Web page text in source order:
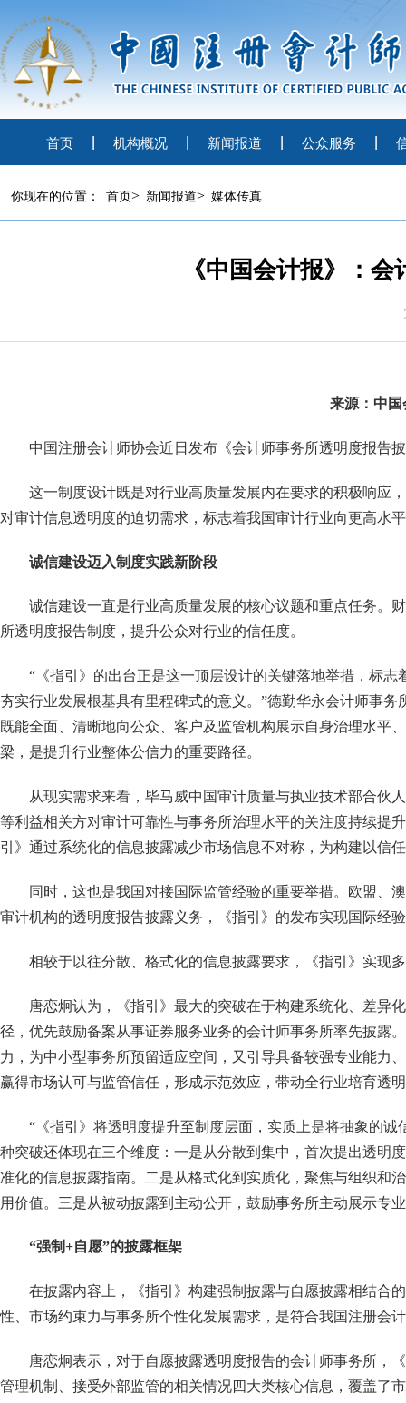
首页 机构概况 新闻报道 公众服务
你现在的位置： 首页> 新闻报道> 媒体传真
《中国会计报》：
来源：中国
中国注册会计师协会近日发布《会计师事务所透明度报告
这一制度设计既是对行业高质量发展内在要求的积极响应
对审计信息透明度的迫切需求，标志着我国审计行业向更高水
诚信建设迈入制度实践新阶段
诚信建设一直是行业高质量发展的核心议题和重点任务。
所透明度报告制度，提升公众对行业的信任度。
“《指引》的出台正是这一顶层设计的关键落地举措，标
夯实行业发展根基具有里程碑式的意义。”德勤华永会计师事
既能全面、清晰地向公众、客户及监管机构展示自身治理水平
梁，是提升行业整体公信力的重要路径。
从现实需求来看，毕马威中国审计质量与执业技术部合伙
等利益相关方对审计可靠性与事务所治理水平的关注度持续提
引》通过系统化的信息披露减少市场信息不对称，为构建以信
同时，这也是我国对接国际监管经验的重要举措。欧盟、
审计机构的透明度报告披露义务，《指引》的发布实现国际经
相较于以往分散、格式化的信息披露要求，《指引》实现
唐恋炯认为，《指引》最大的突破在于构建系统化、差异
径，优先鼓励备案从事证券服务业务的会计师事务所率先披露
力，为中小型事务所预留适应空间，又引导具备较强专业能力
赢得市场认可与监管信任，形成示范效应，带动全行业培育透
“《指引》将透明度提升至制度层面，实质上是将抽象的
种突破还体现在三个维度：一是从分散到集中，首次提出透明
准化的信息披露指南。二是从格式化到实质化，聚焦与组织和
用价值。三是从被动披露到主动公开，鼓励事务所主动展示专
“强制+自愿”的披露框架
在披露内容上，《指引》构建强制披露与自愿披露相结合
性、市场约束力与事务所个性化发展需求，是符合我国注册会
唐恋炯表示，对于自愿披露透明度报告的会计师事务所，
管理机制、接受外部监管的相关情况四大类核心信息，覆盖了